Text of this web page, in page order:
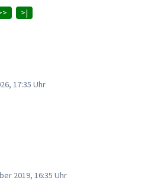
>|
17:35 Uhr
2019, 16:35 Uhr